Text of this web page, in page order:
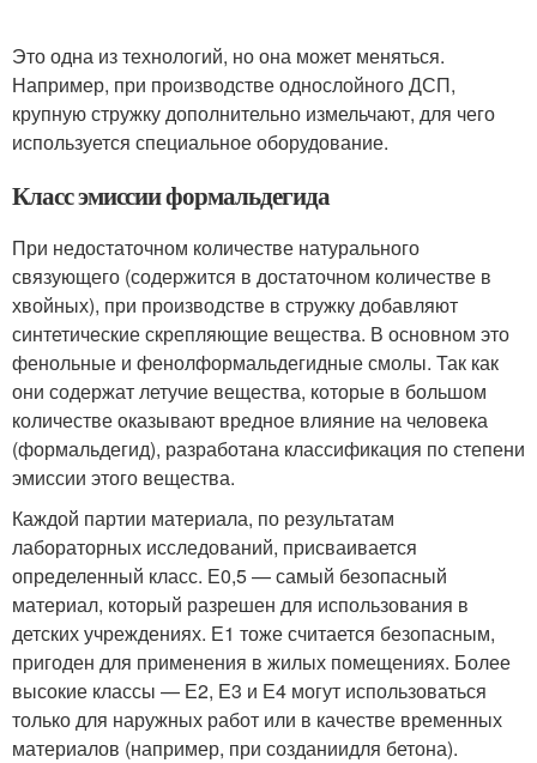
Это одна из технологий, но она может меняться.
Например, при производстве однослойного ДСП,
крупную стружку дополнительно измельчают, для чего
используется специальное оборудование.
Класс эмиссии формальдегида
При недостаточном количестве натурального
связующего (содержится в достаточном количестве в
хвойных), при производстве в стружку добавляют
синтетические скрепляющие вещества. В основном это
фенольные и фенолформальдегидные смолы. Так как
они содержат летучие вещества, которые в большом
количестве оказывают вредное влияние на человека
(формальдегид), разработана классификация по степени
эмиссии этого вещества.
Каждой партии материала, по результатам
лабораторных исследований, присваивается
определенный класс. Е0,5 — самый безопасный
материал, который разрешен для использования в
детских учреждениях. Е1 тоже считается безопасным,
пригоден для применения в жилых помещениях. Более
высокие классы — Е2, Е3 и Е4 могут использоваться
только для наружных работ или в качестве временных
материалов (например, при созданиидля бетона).